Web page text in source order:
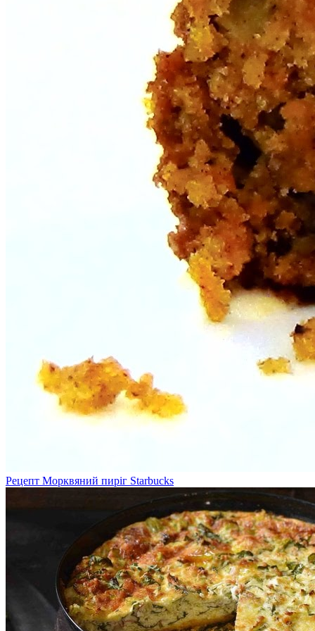
Рецепт Морквяний пиріг Starbucks